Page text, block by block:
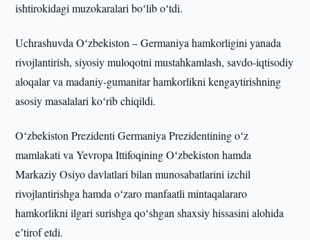
ishtirokidagi muzokaralari boʻlib oʻtdi.
Uchrashuvda Oʻzbekiston – Germaniya hamkorligini yanada
rivojlantirish, siyosiy muloqotni mustahkamlash, savdo-iqtisodiy
aloqalar va madaniy-gumanitar hamkorlikni kengaytirishning
asosiy masalalari koʻrib chiqildi.
Oʻzbekiston Prezidenti Germaniya Prezidentining oʻz
mamlakati va Yevropa Ittifoqining Oʻzbekiston hamda
Markaziy Osiyo davlatlari bilan munosabatlarini izchil
rivojlantirishga hamda oʻzaro manfaatli mintaqalararo
hamkorlikni ilgari surishga qoʻshgan shaxsiy hissasini alohida
eʼtirof etdi.